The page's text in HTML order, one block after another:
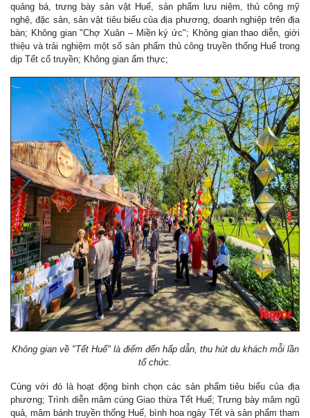
quảng bá, trưng bày sản vật Huế, sản phẩm lưu niệm, thủ công mỹ
nghệ, đặc sản, sản vật tiêu biểu của địa phương, doanh nghiệp trên địa
bàn; Không gian "Chợ Xuân – Miền ký ức"; Không gian thao diễn, giới
thiệu và trải nghiệm một số sản phẩm thủ công truyền thống Huế trong
dịp Tết cổ truyền; Không gian ẩm thực;
Không gian về "Tết Huế" là điểm đến hấp dẫn, thu hút du khách mỗi lần
tổ chức.
Cùng với đó là hoạt động bình chọn các sản phẩm tiêu biểu của địa
phương; Trình diễn mâm cúng Giao thừa Tết Huế; Trưng bày mâm ngũ
quả, mâm bánh truyền thống Huế, bình hoa ngày Tết và sản phẩm tham